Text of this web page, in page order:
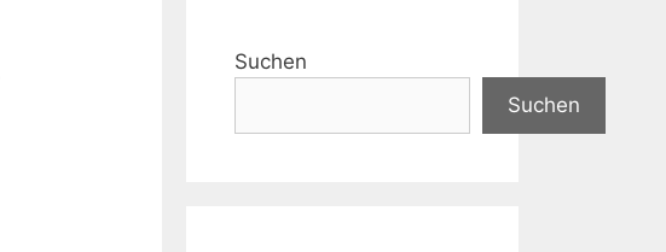
Suchen
Suchen